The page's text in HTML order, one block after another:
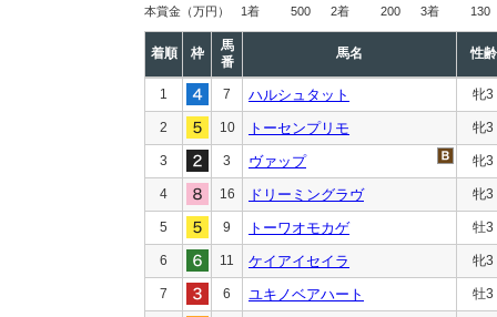
本賞金 （万円） 1着 500 2着 200 3着 130
着順 枠
馬
番
馬名 性齢
1 7 ハルシュタット 牝3
2 10 トーセンプリモ 牝3
3 3 ヴァップ 牝3
4 16 ドリーミングラヴ 牝3
5 9 トーワオモカゲ 牡3
6 11 ケイアイセイラ 牝3
7 6 ユキノベアハート 牡3